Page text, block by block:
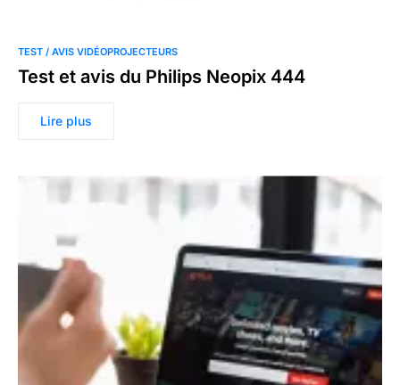
TEST / AVIS VIDÉOPROJECTEURS
Test et avis du Philips Neopix 444
Lire plus